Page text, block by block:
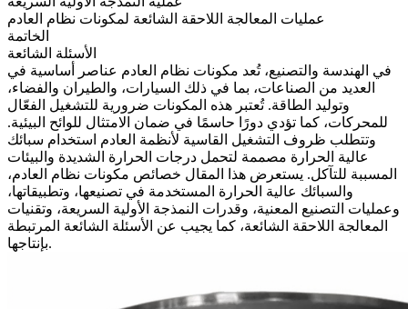
عمليات المعالجة اللاحقة الشائعة لمكونات نظام العادم
الخاتمة
الأسئلة الشائعة
في الهندسة والتصنيع، تُعد مكونات نظام العادم عناصر أساسية في
العديد من الصناعات، بما في ذلك السيارات، والطيران والفضاء،
وتوليد الطاقة. تُعتبر هذه المكونات ضرورية للتشغيل الفعّال
للمحركات، كما تؤدي دورًا حاسمًا في ضمان الامتثال للوائح البيئية.
وتتطلب ظروف التشغيل القاسية لأنظمة العادم استخدام سبائك
عالية الحرارة مصممة لتحمل درجات الحرارة الشديدة والبيئات
المسببة للتآكل. يستعرض هذا المقال خصائص مكونات نظام العادم،
والسبائك عالية الحرارة المستخدمة في تصنيعها، وتطبيقاتها،
وعمليات التصنيع المعنية، وقدرات النمذجة الأولية السريعة، وتقنيات
المعالجة اللاحقة الشائعة، كما يجيب عن الأسئلة الشائعة المرتبطة
بإنتاجها.